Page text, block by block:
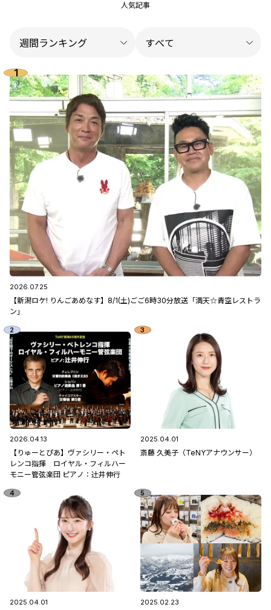
人気記事
2026.07.25
【新潟ロケ! りんごあめなす】8/1(土)ごご6時30分放送「満天☆青空レストラ
ン」
2026.04.13
【りゅーとぴあ】ヴァシリー・ペト
レンコ指揮 ロイヤル・フィルハー
モニー管弦楽団 ピアノ：辻󠄀井伸行
2025.04.01
斎藤 久美子（TeNYアナウンサー）
2025.04.01 2025.02.23